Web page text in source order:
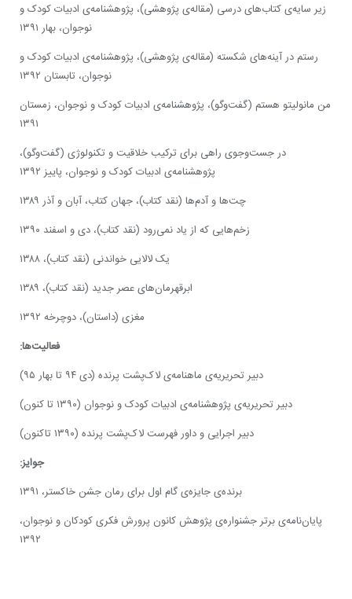
زیر سایه‌ی کتاب‌های درسی (مقاله‌ی پژوهشی)، پژوهشنامه‌ی ادبیات کودک و
نوجوان، بهار ۱۳۹۱
رستم در آینه‌های شکسته (مقاله‌ی پژوهشی)، پژوهشنامه‌ی ادبیات کودک و
نوجوان، تابستان ۱۳۹۲
من مانولیتو هستم (گفت‌وگو)، پژوهشنامه‌ی ادبیات کودک و نوجوان، زمستان
۱۳۹۱
در جست‌وجوی راهی برای ترکیب خلاقیت و تکنولوژی (گفت‌وگو)،
پژوهشنامه‌ی ادبیات کودک و نوجوان، پاییز ۱۳۹۲
چت‌ها و آدم‌ها (نقد کتاب)، جهان کتاب، آبان و آذر ۱۳۸۹
زخم‌هایی که از یاد نمی‌رود (نقد کتاب)، دی و اسفند ۱۳۹۰
یک لالایی خواندنی (نقد کتاب)، ۱۳۸۸
ابرقهرمان‌های عصر جدید (نقد کتاب)، ۱۳۸۹
مغزی (داستان)، دوچرخه ۱۳۹۲
فعالیت‌ها:
دبیر تحریریه‌ی ماهنامه‌ی لاک‌پشت پرنده (دی ۹۴ تا بهار ۹۵)
دبیر تحریریه‌ی پژوهشنامه‌ی ادبیات کودک و نوجوان (۱۳۹۰ تا کنون)
دبیر اجرایی و داور فهرست لاک‌پشت پرنده (۱۳۹۰ تاکنون)
جوایز:
برنده‌ی جایزه‌ی گام اول برای رمان جشن خاکستر، ۱۳۹۱
پایان‌نامه‌ی برتر جشنواره‌ی پژوهش کانون پرورش فکری کودکان و نوجوان،
۱۳۹۲